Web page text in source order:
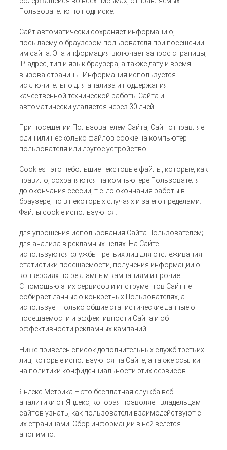
Пользователю по подписке.
Сайт автоматически сохраняет информацию,
посылаемую браузером пользователя при посещении
им сайта. Эта информация включает запрос страницы,
IP-адрес, тип и язык браузера, а также дату и время
вызова страницы. Информация используется
исключительно для анализа и поддержания
качественной технической работы Сайта и
автоматически удаляется через 30 дней.
При посещении Пользователем Сайта, Сайт отправляет
один или несколько файлов cookie на компьютер
пользователя или другое устройство.
Cookies–это небольшие текстовые файлы, которые, как
правило, сохраняются на компьютере Пользователя
до окончания сессии, т.е. до окончания работы в
браузере, но в некоторых случаях и за его пределами.
Файлы cookie используются:
для упрощения использования Сайта Пользователем;
для анализа в рекламных целях. На Сайте
используются службы третьих лиц для отслеживания
статистики посещаемости, получения информации о
конверсиях по рекламным кампаниям и прочие.
С помощью этих сервисов и инструментов Сайт не
собирает данные о конкретных Пользователях, а
использует только общие статистические данные о
посещаемости и эффективности Сайта и об
эффективности рекламных кампаний.
Ниже приведен список дополнительных служб третьих
лиц, которые используются на Сайте, а также ссылки
на политики конфиденциальности этих сервисов.
Яндекс.Метрика – это бесплатная служба веб-
аналитики от Яндекс, которая позволяет владельцам
сайтов узнать, как пользователи взаимодействуют с
их страницами. Сбор информации в ней ведется
анонимно.